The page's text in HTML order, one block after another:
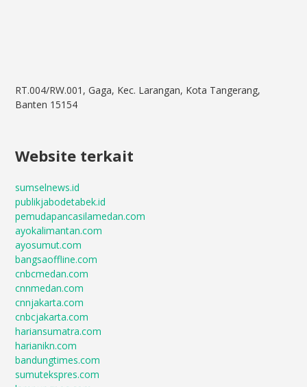
RT.004/RW.001, Gaga, Kec. Larangan, Kota Tangerang,
Banten 15154
Website terkait
sumselnews.id
publikjabodetabek.id
pemudapancasilamedan.com
ayokalimantan.com
ayosumut.com
bangsaoffline.com
cnbcmedan.com
cnnmedan.com
cnnjakarta.com
cnbcjakarta.com
hariansumatra.com
harianikn.com
bandungtimes.com
sumutekspres.com